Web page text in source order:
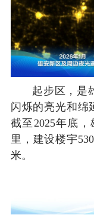
起步区，是
闪烁的亮光和绵
截至2025年底
里，建设楼宇
米。